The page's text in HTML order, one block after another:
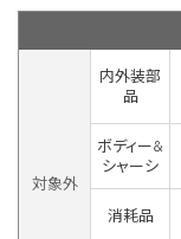
対象外
内外装部
品
ボディー&
シャーシ
消耗品